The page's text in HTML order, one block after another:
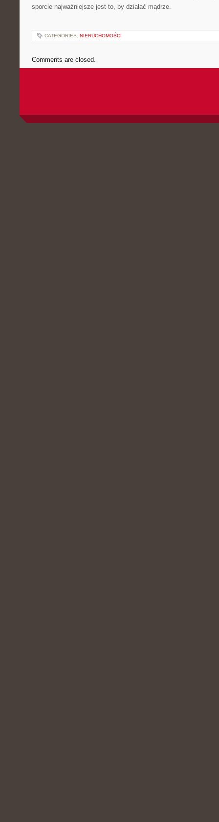
sporcie najważniejsze jest to, by działać mądrze.
CATEGORIES: NIERUCHOMOŚCI
Comments are closed.